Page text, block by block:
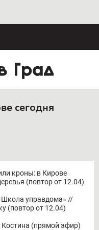
сегодня
кроны: в Кирове
(повтор от 12.04)
управдома» //
(повтор от 12.04)
(прямой эфир)